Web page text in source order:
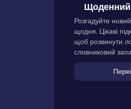
Розгадуйте
щодня. Цікаві
щоб розвинути
словниковий